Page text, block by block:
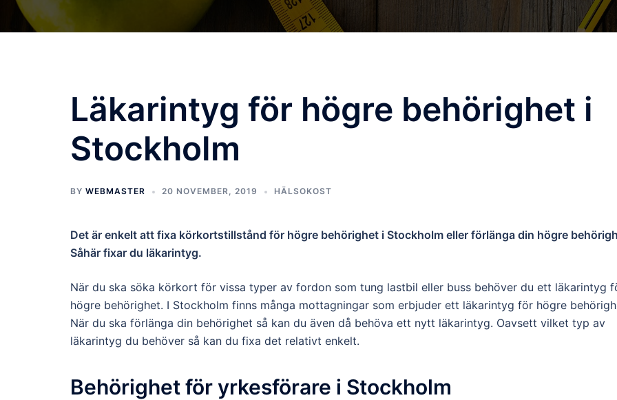
Läkarintyg för högre behörighet i
Stockholm
BY WEBMASTER 20 NOVEMBER, 2019 HÄLSOKOST
Det är enkelt att fixa körkortstillstånd för högre behörighet i Stockholm eller förlänga din högre
Såhär fixar du läkarintyg.
När du ska söka körkort för vissa typer av fordon som tung lastbil eller buss behöver du ett läkarintyg
högre behörighet. I Stockholm finns många mottagningar som erbjuder ett läkarintyg för högre
När du ska förlänga din behörighet så kan du även då behöva ett nytt läkarintyg. Oavsett vilket typ av
läkarintyg du behöver så kan du fixa det relativt enkelt.
Behörighet för yrkesförare i Stockholm